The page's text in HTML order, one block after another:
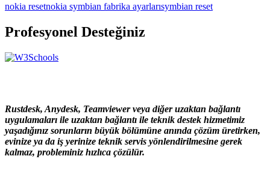
nokia resetnokia symbian fabrika ayarlarısymbian reset
Profesyonel Desteğiniz
Rustdesk, Anydesk, Teamviewer veya diğer uzaktan bağlantı
uygulamaları ile uzaktan bağlantı ile teknik destek hizmetimiz
yaşadığınız sorunların büyük bölümüne anında çözüm üretirken,
evinize ya da iş yerinize teknik servis yönlendirilmesine gerek
kalmaz, probleminiz hızlıca çözülür.